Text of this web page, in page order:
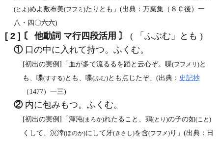
(とよ)めよ敷布美(フフミ)たりとも」(出典：万葉集（８Ｃ後）一
八・四〇六六)
[ 2 ] 〘 他動詞 マ行四段活用 〙
( 「ふぶむ」とも )
①口の中に入れて持つ。ふくむ。
[初出の実例]「血が多て流るるを蹈と云心ぞ。喋(フフメリ)と
も、喋(すする)とも、喋(ふむ)とも点じたぞ」(出典： 史記抄
（1477）一三)
②内に包みもつ。ふくむ。
[初出の実例]「渾沌(まろか)れたること、鶏(とり)の子の如(こと)
くして、溟涬(ほのか)にして牙(きさし)を含(フフメ) り」(出典：日